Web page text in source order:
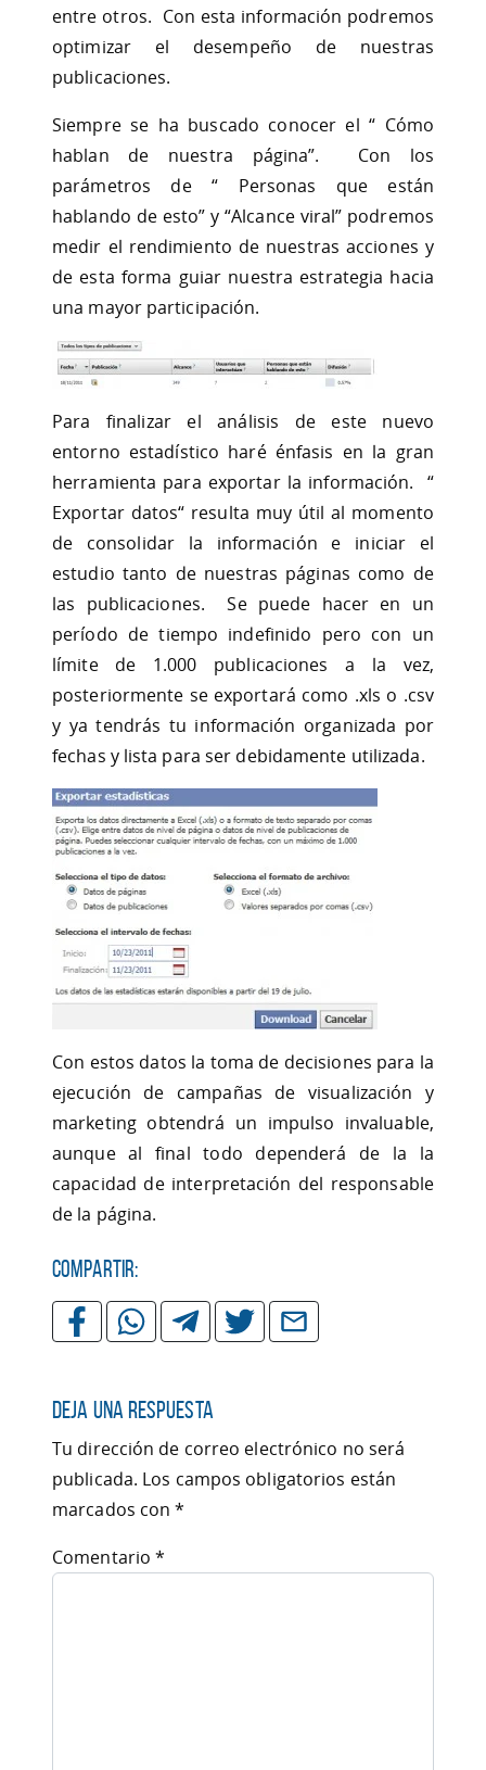
entre otros. Con esta información podremos
optimizar el desempeño de nuestras
publicaciones.
Siempre se ha buscado conocer el “ Cómo
hablan de nuestra página”. Con los
parámetros de “ Personas que están
hablando de esto” y “Alcance viral” podremos
medir el rendimiento de nuestras acciones y
de esta forma guiar nuestra estrategia hacia
una mayor participación.
Para finalizar el análisis de este nuevo
entorno estadístico haré énfasis en la gran
herramienta para exportar la información. “
Exportar datos“ resulta muy útil al momento
de consolidar la información e iniciar el
estudio tanto de nuestras páginas como de
las publicaciones. Se puede hacer en un
período de tiempo indefinido pero con un
límite de 1.000 publicaciones a la vez,
posteriormente se exportará como .xls o .csv
y ya tendrás tu información organizada por
fechas y lista para ser debidamente utilizada.
Con estos datos la toma de decisiones para la
ejecución de campañas de visualización y
marketing obtendrá un impulso invaluable,
aunque al final todo dependerá de la la
capacidad de interpretación del responsable
de la página.
Compartir:
Deja una respuesta
Tu dirección de correo electrónico no será
publicada. Los campos obligatorios están
marcados con*
Comentario*